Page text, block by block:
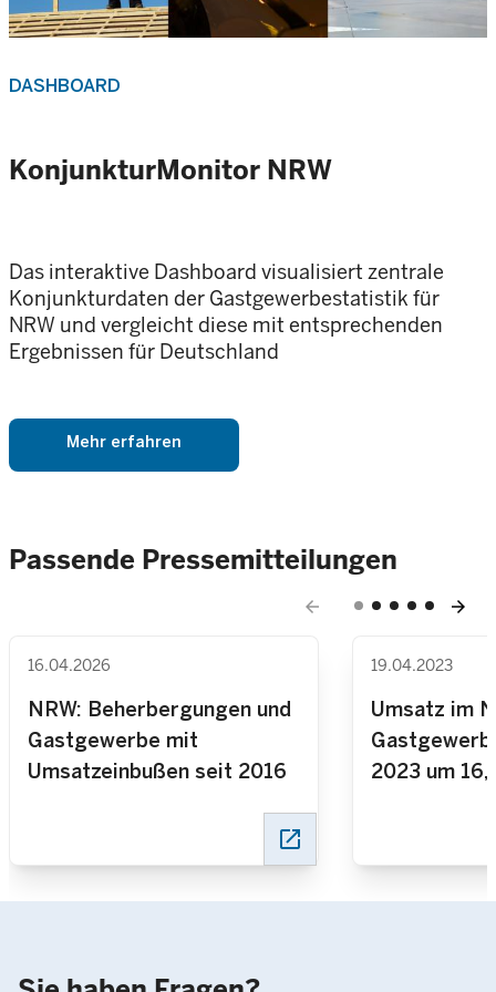
DASHBOARD
KonjunkturMonitor NRW
Das interaktive Dashboard visualisiert zentrale
Konjunkturdaten der Gastgewerbestatistik für
NRW und vergleicht diese mit entsprechenden
Ergebnissen für Deutschland
Mehr erfahren
Passende Pressemitteilungen
arrow_back arrow_forward
16.04.2026
NRW: Beherbergungen und
Gastgewerbe mit
Umsatzeinbußen seit 2016
open_in_new
19.04.2023
Umsatz im
2023 um
niedriger
Pandemie